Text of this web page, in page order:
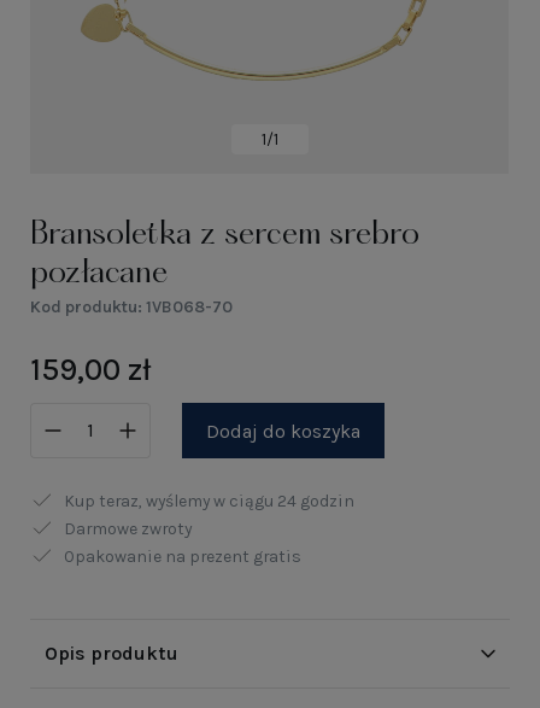
1/1
Bransoletka z sercem srebro
pozłacane
Kod produktu: 1VB068-70
159,00 zł
Dodaj do koszyka
Kup teraz, wyślemy w ciągu 24 godzin
Darmowe zwroty
Opakowanie na prezent gratis
Opis produktu